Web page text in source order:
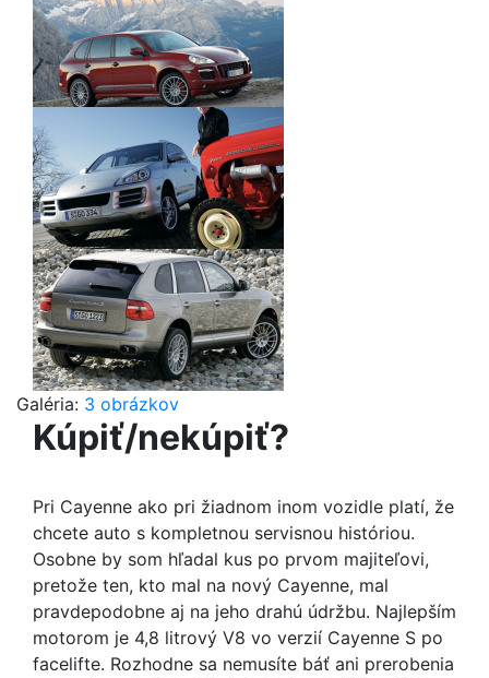
Galéria: 3 obrázkov
Kúpiť/nekúpiť?
Pri Cayenne ako pri žiadnom inom vozidle platí, že
chcete auto s kompletnou servisnou históriou.
Osobne by som hľadal kus po prvom majiteľovi,
pretože ten, kto mal na nový Cayenne, mal
pravdepodobne aj na jeho drahú údržbu. Najlepším
motorom je 4,8 litrový V8 vo verzií Cayenne S po
facelifte. Rozhodne sa nemusíte báť ani prerobenia